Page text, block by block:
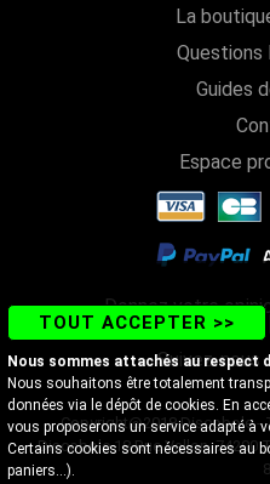
La
Questions
Guides
Espace
Donnez votre
Suivez-nous
Copyright@2018 Discobole -
Discobole 18 Rue Vallon, 74200
TOUT ACCEPTER >>
Nous sommes attachés au respect
Nous souhaitons être totalement
données via le dépôt de cookies. En
vous proposerons un service adapté à
Certains cookies sont nécessaires au
paniers...).